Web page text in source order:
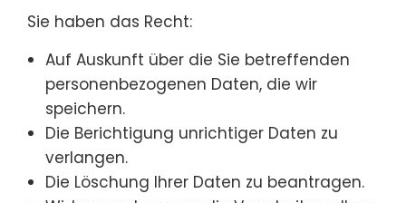
Sie haben das Recht:
Auf Auskunft über die Sie betreffenden
personenbezogenen Daten, die wir
speichern.
Die Berichtigung unrichtiger Daten zu
verlangen.
Die Löschung Ihrer Daten zu beantragen.